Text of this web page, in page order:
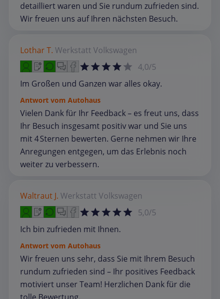
detailliert waren und Sie rundum zufrieden sind.
Wir freuen uns auf Ihren nächsten Besuch.
Lothar T. Werkstatt Volkswagen
4,0/5
Im Großen und Ganzen war alles okay.
Antwort vom Autohaus
Vielen Dank für Ihr Feedback – es freut uns, dass
Ihr Besuch insgesamt positiv war und Sie uns
mit 4 Sternen bewerten. Gerne nehmen wir Ihre
Anregungen entgegen, um das Erlebnis noch
weiter zu verbessern.
Waltraut J. Werkstatt Volkswagen
5,0/5
Ich bin zufrieden mit Ihnen.
Antwort vom Autohaus
Wir freuen uns sehr, dass Sie mit Ihrem Besuch
rundum zufrieden sind – Ihr positives Feedback
motiviert unser Team! Herzlichen Dank für die